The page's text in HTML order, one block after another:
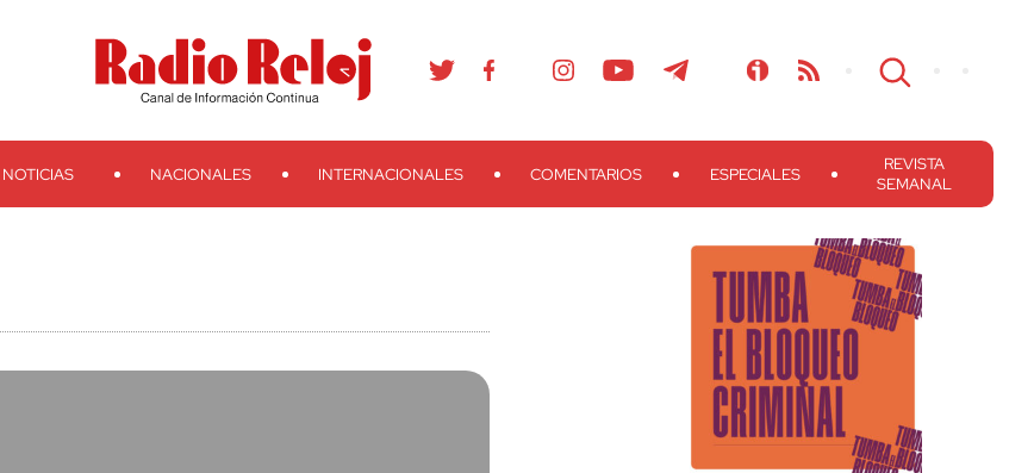
TelegramTeveo Ivoox RSS Search
NOTICIAS NACIONALES INTERNACIONALES COMENTARIOS ESPECIALES
REVISTA
SEMANAL